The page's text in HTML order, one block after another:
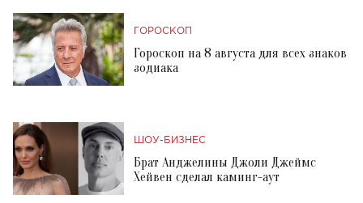
ГОРОСКОП
Гороскоп на 8 августа для всех знаков
зодиака
ШОУ-БИЗНЕС
Брат Анджелины Джоли Джеймс
Хейвен сделал каминг-аут